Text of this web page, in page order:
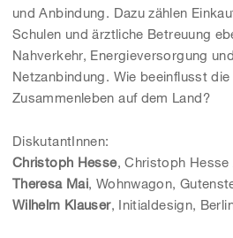
und Anbindung. Dazu zählen
Schulen und ärztliche Betreuung
Nahverkehr, Energieversorgung
Netzanbindung. Wie beeinflusst
Zusammenleben auf dem Land?
DiskutantInnen:
Christoph Hesse, Christoph
Theresa Mai, Wohnwagon,
Wilhelm Klauser, Initialdesign,